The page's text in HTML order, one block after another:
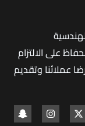
على الالتزام
عملائنا وتقديم